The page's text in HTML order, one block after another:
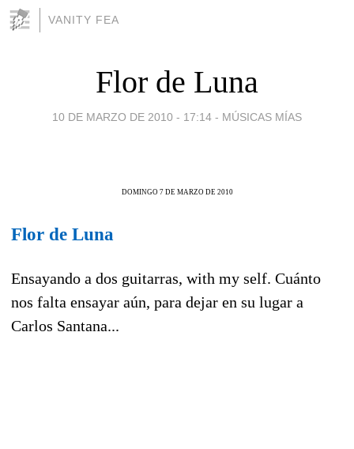
VANITY FEA
Flor de Luna
10 DE MARZO DE 2010 - 17:14 - MÚSICAS MÍAS
DOMINGO 7 DE MARZO DE 2010
Flor de Luna
Ensayando a dos guitarras, with my self. Cuánto
nos falta ensayar aún, para dejar en su lugar a
Carlos Santana...